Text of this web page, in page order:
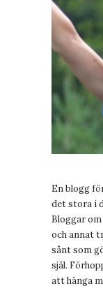
En blogg
det stora i
Bloggar
och annat
sånt som
själ.
att hänga